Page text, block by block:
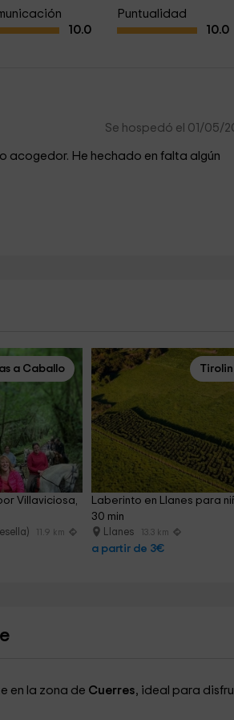
10.0
Puntualidad
10.0
Se hospedó el 01/05/
acogedor. He hechado en falta algún
a Caballo
Villaviciosa,
11.9 km
Laberinto en Llanes para
30 min
Llanes 13.3 km
a partir de 3€
en la zona de Cuerres, ideal para